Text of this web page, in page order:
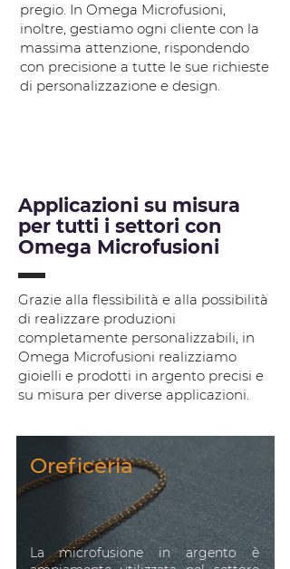
pregio. In Omega Microfusioni,
inoltre, gestiamo ogni cliente con la
massima attenzione, rispondendo
con precisione a tutte le sue richieste
di personalizzazione e design.
Applicazioni su misura
per tutti i settori con
Omega Microfusioni
Grazie alla flessibilità e alla possibilità
di realizzare produzioni
completamente personalizzabili, in
Omega Microfusioni realizziamo
gioielli e prodotti in argento precisi e
su misura per diverse applicazioni.
Oreficeria
La microfusione in argento è